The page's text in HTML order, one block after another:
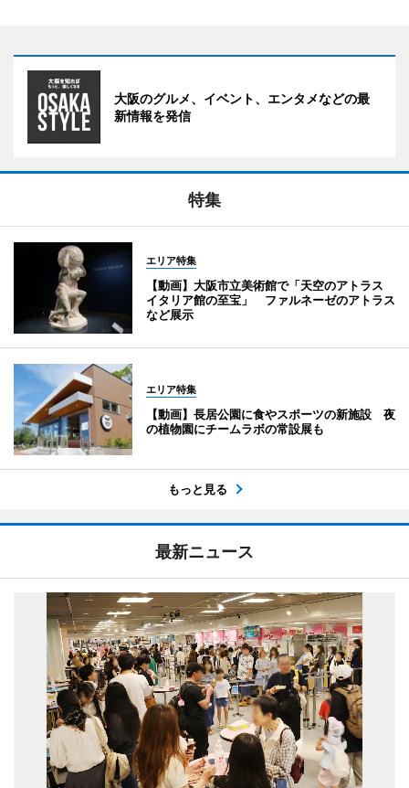
大阪のグルメ、イベント、エンタメなどの最
新情報を発信
特集
エリア特集
【動画】大阪市立美術館で「天空のアトラス
イタリア館の至宝」 ファルネーゼのアトラス
など展示
エリア特集
【動画】長居公園に食やスポーツの新施設 夜
の植物園にチームラボの常設展も
もっと見る
最新ニュース